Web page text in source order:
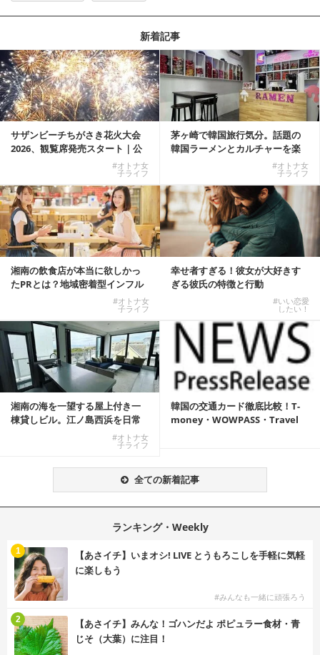
新着記事
サザンビーチちがさき花火大会
2026、観覧席発売スタート｜公
#オトナ女
子ライフ
茅ヶ崎で韓国旅行気分。話題の
韓国ラーメンとカルチャーを楽
#オトナ女
子ライフ
湘南の飲食店が本当に欲しかっ
たPRとは？地域密着型インフル
#オトナ女
子ライフ
幸せ者すぎる！彼女が大好きす
ぎる彼氏の特徴と行動
#いい恋愛
したい！
湘南の海を一望する屋上付き一
棟貸しビル。江ノ島西浜を日常
#オトナ女
子ライフ
韓国の交通カード徹底比較！T-
money・WOWPASS・Travel
全ての新着記事
ランキング・Weekly
【あさイチ】いまオシ! LIVE とうもろこしを手軽に気軽
に楽しもう
#みんなも一緒に頑張ろう
1
【あさイチ】みんな！ゴハンだよ ポピュラー食材・青
じそ（大葉）に注目！
2